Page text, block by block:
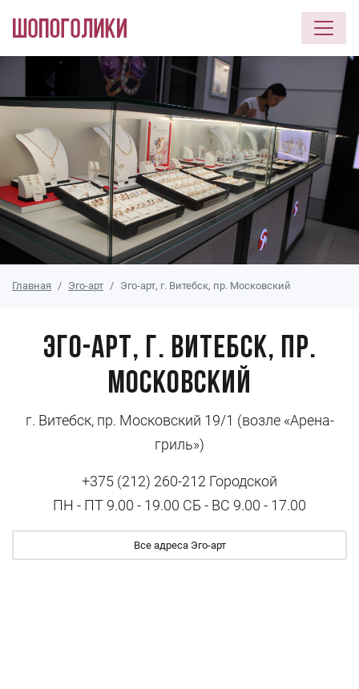
Перейти к основному содержанию
Главная Эго-арт Эго-арт, г. Витебск, пр. Московский
Эго-арт, г. Витебск, пр.
Московский
г. Витебск, пр. Московский 19/1 (возле «Арена-
гриль»)
+375 (212) 260-212 Городской
ПН - ПТ 9.00 - 19.00 СБ - ВС 9.00 - 17.00
Все адреса Эго-арт